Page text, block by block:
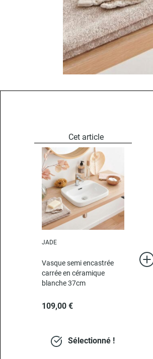
JADE
Vasque semi encastrée
carrée en céramique
blanche 37cm
109,00 €
Sélectionné !